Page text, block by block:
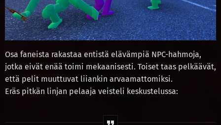
Osa faneista rakastaa entistä elävämpiä NPC-hahmoja,
jotka eivät enää toimi mekaanisesti. Toiset taas pelkäävät,
että pelit muuttuvat liiankin arvaamattomiksi.
Eräs pitkän linjan pelaaja veisteli keskustelussa: